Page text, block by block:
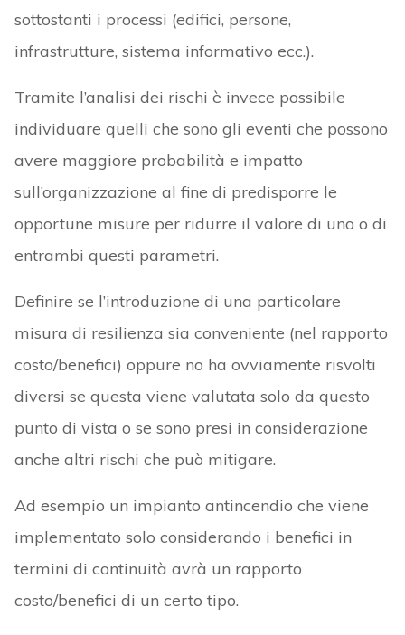
sottostanti i processi (edifici, persone,
infrastrutture, sistema informativo ecc.).
Tramite l’analisi dei rischi è invece possibile
individuare quelli che sono gli eventi che possono
avere maggiore probabilità e impatto
sull’organizzazione al fine di predisporre le
opportune misure per ridurre il valore di uno o di
entrambi questi parametri.
Definire se l’introduzione di una particolare
misura di resilienza sia conveniente (nel rapporto
costo/benefici) oppure no ha ovviamente risvolti
diversi se questa viene valutata solo da questo
punto di vista o se sono presi in considerazione
anche altri rischi che può mitigare.
Ad esempio un impianto antincendio che viene
implementato solo considerando i benefici in
termini di continuità avrà un rapporto
costo/benefici di un certo tipo.